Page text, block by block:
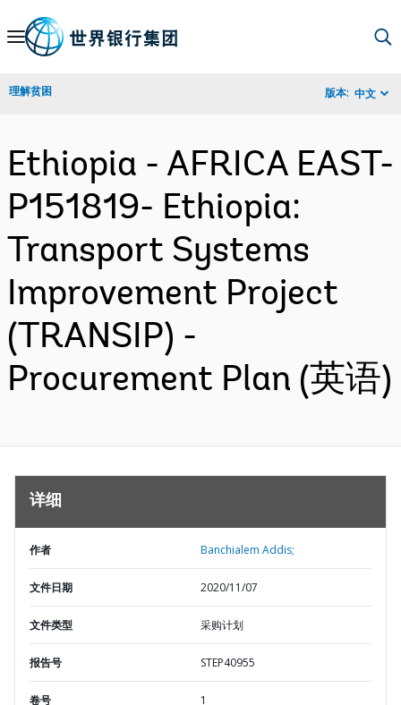
Skip
Navigation
理解贫困 版本: 中文
Ethiopia - AFRICA EAST-
P151819- Ethiopia:
Transport Systems
Improvement Project
(TRANSIP) -
Procurement Plan (英语)
详细
作者 Banchialem Addis;
文件日期 2020/11/07
文件类型 采购计划
报告号 STEP40955
卷号 1